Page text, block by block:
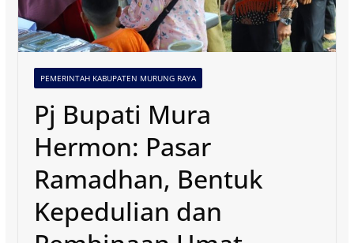
PEMERINTAH KABUPATEN MURUNG RAYA
Pj Bupati Mura
Hermon: Pasar
Ramadhan, Bentuk
Kepedulian dan